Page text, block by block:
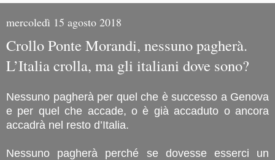
mercoledì 15 agosto 2018
Crollo Ponte Morandi, nessuno pagherà.
L’Italia crolla, ma gli italiani dove sono?
Nessuno pagherà per quel che è successo a Genova
e per quel che accade, o è già accaduto o ancora
accadrà nel resto d’Italia.
Nessuno pagherà perché se dovesse esserci un